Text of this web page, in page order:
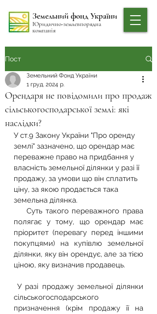
Земельний фонд України
Юридично-землевпорядна
компанія
Пост
Орендаря не повідомили про продаж
сільськогосподарської землі: які
наслідки?
Земельний Фонд України
1 груд. 2024 р.
У ст.9 Закону України "Про оренду
землі" зазначено, що орендар має
переважне право на придбання у
власність земельної ділянки у разі її
продажу, за умови що він сплатить
ціну, за якою продається така
земельна ділянка.
Суть такого переважного права
полягає у тому, що орендар має
пріоритет (перевагу перед іншими
покупцями) на купівлю земельної
ділянки, яку він орендує, але за тією
ціною, яку визначив продавець.
У разі продажу земельної ділянки
сільськогосподарського
призначення (крім продажу її на